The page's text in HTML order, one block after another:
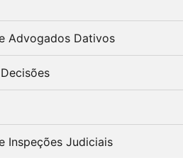
Advogados Dativos
Inspeções Judiciais